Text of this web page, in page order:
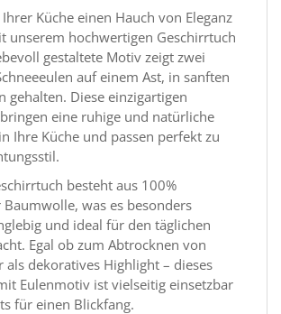
Küche einen Hauch von Eleganz
unserem hochwertigen Geschirrtuch
gestaltete Motiv zeigt zwei
auf einem Ast, in sanften
gehalten. Diese einzigartigen
eine ruhige und natürliche
Ihre Küche und passen perfekt zu
besteht aus 100%
was es besonders
und ideal für den täglichen
Egal ob zum Abtrocknen von
als dekoratives Highlight – dieses
Eulenmotiv ist vielseitig einsetzbar
für einen Blickfang.